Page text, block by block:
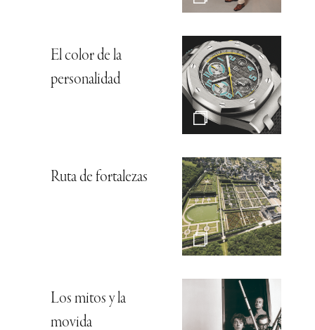
El color de la
personalidad
Ruta de fortalezas
Los mitos y la
movida